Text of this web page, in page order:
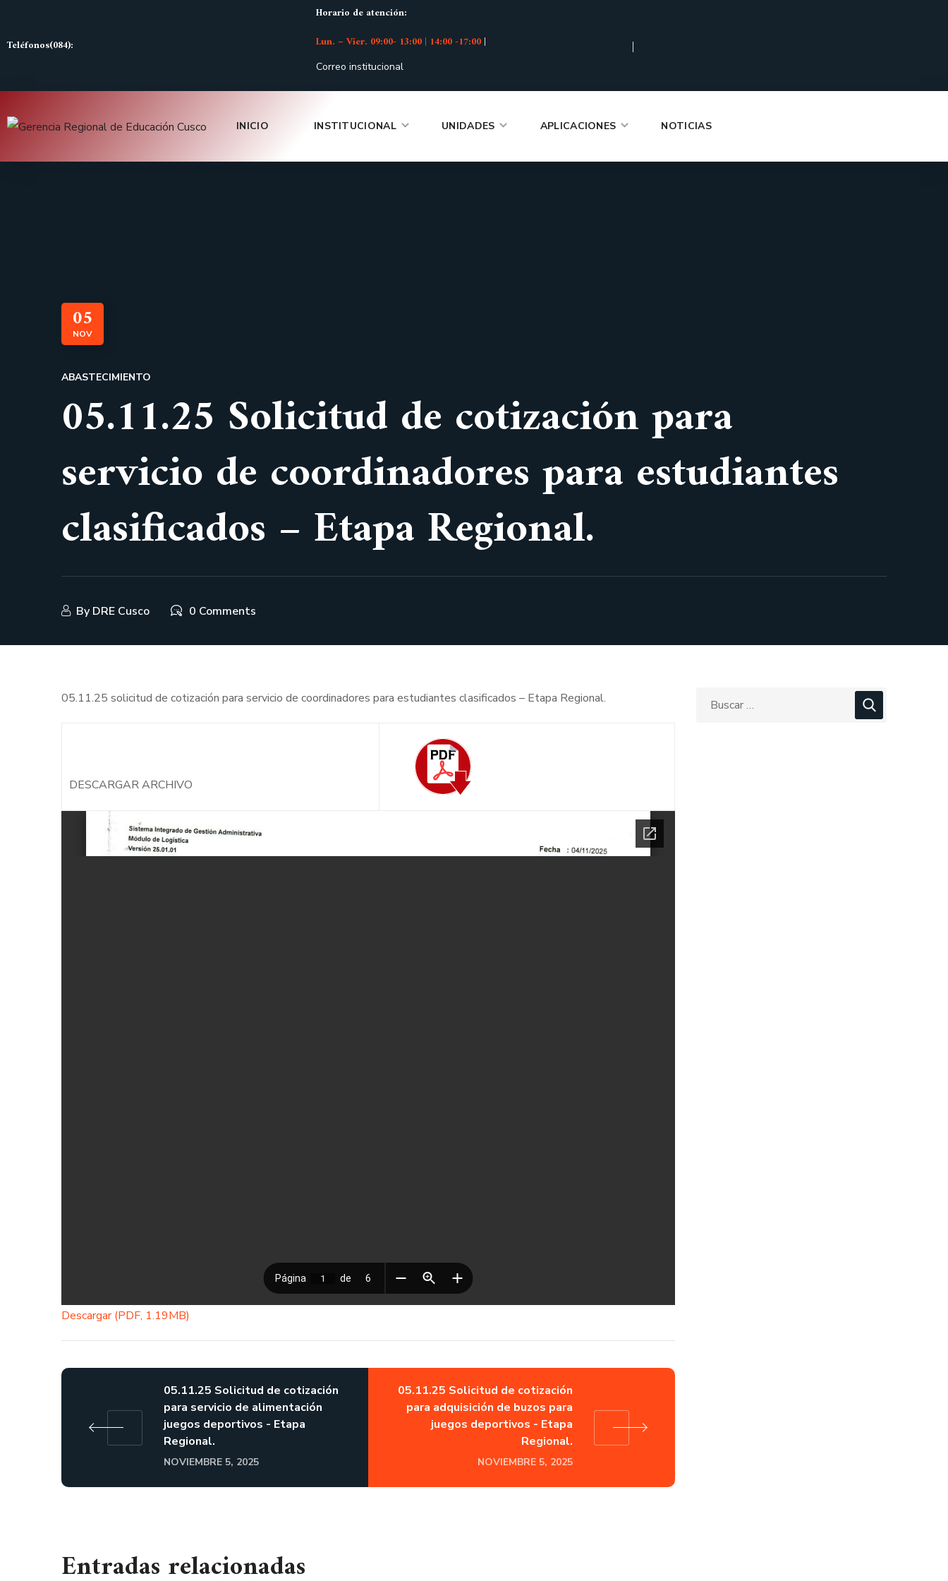
Teléfonos(084):
Horario de atención:
Lun. – Vier. 09:00- 13:00 | 14:00 -17:00|
Correo institucional
|
INICIO INSTITUCIONAL UNIDADES APLICACIONES NOTICIAS
05
NOV
ABASTECIMIENTO
05.11.25 Solicitud de cotización para
servicio de coordinadores para estudiantes
clasificados – Etapa Regional.
By DRE Cusco 0 Comments
05.11.25 solicitud de cotización para servicio de coordinadores para estudiantes clasificados – Etapa Regional.
DESCARGAR ARCHIVO
Descargar (PDF, 1.19MB)
05.11.25 Solicitud de cotización
para servicio de alimentación
juegos deportivos - Etapa
Regional.
NOVIEMBRE 5, 2025
05.11.25 Solicitud de cotización
para adquisición de buzos para
juegos deportivos - Etapa
Regional.
NOVIEMBRE 5, 2025
Entradas relacionadas